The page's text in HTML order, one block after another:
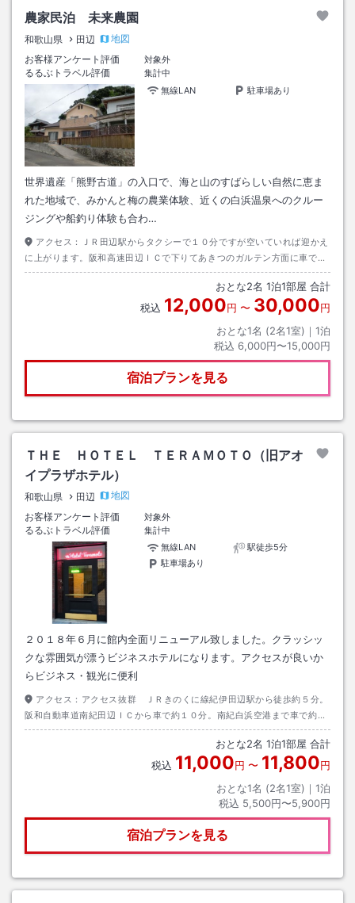
農家民泊 未来農園
和歌山県 田辺
地図
お客様アンケート評価
対象外
るるぶトラベル評価
集計中
無線LAN
駐車場あり
世界遺産「熊野古道」の入口で、海と山のすばらしい自然に恵ま
れた地域で、みかんと梅の農業体験、近くの白浜温泉へのクルー
ジングや船釣り体験も合わ…
アクセス：
ＪＲ田辺駅からタクシーで１０分ですが空いていれば迎かえ
に上がります。阪和高速田辺ＩＣで下りてあきつのガルテン方面に車で１
０分。白浜空港からは直接タクシーでお越し下さい。２０分で来れます。
おとな2名 1泊1部屋 合計
税込 12,000円 〜 30,000円
おとな1名 (2名1室)｜ 1泊
税込 6,000円〜15,000円
宿泊プランを見る
ＴＨＥ ＨＯＴＥＬ ＴＥＲＡＭＯＴＯ（旧アオ
イプラザホテル）
和歌山県 田辺
地図
お客様アンケート評価
対象外
るるぶトラベル評価
集計中
無線LAN
駅徒歩5分
駐車場あり
２０１８年６月に館内全面リニューアル致しました。クラッシッ
クな雰囲気が漂うビジネスホテルになります。アクセスが良いか
らビジネス・観光に便利
アクセス： アクセス抜群 ＪＲきのくに線紀伊田辺駅から徒歩約５分。
阪和自動車道南紀田辺ＩＣから車で約１０分。南紀白浜空港まで車で約３
０分。きのくに線白浜駅まで車で約２０分。
おとな2名 1泊1部屋 合計
税込 11,000円 〜 11,800円
おとな1名 (2名1室)｜ 1泊
税込 5,500円〜5,900円
宿泊プランを見る